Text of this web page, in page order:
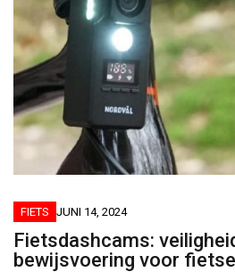
FIETS JUNI 14, 2024
Fietsdashcams:
bewijsvoering voor